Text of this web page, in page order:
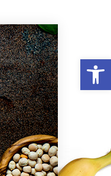
פתח סרגל נגישות